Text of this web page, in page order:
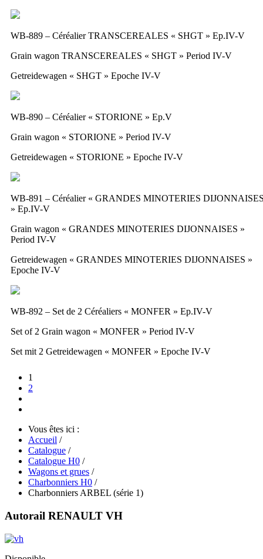
WB-889 – Céréalier TRANSCEREALES « SHGT » Ep.IV-V
Grain wagon TRANSCEREALES « SHGT » Period IV-V
Getreidewagen « SHGT » Epoche IV-V
WB-890 – Céréalier « STORIONE » Ep.V
Grain wagon « STORIONE » Period IV-V
Getreidewagen « STORIONE » Epoche IV-V
WB-891 – Céréalier « GRANDES MINOTERIES
» Ep.IV-V
Grain wagon « GRANDES MINOTERIES DIJONNAISES »
Period IV-V
Getreidewagen « GRANDES MINOTERIES DIJONNAISES »
Epoche IV-V
WB-892 – Set de 2 Céréaliers « MONFER » Ep.IV-V
Set of 2 Grain wagon « MONFER » Period IV-V
Set mit 2 Getreidewagen « MONFER » Epoche IV-V
1
2
Vous êtes ici :
Accueil /
Catalogue /
Catalogue H0 /
Wagons et grues /
Charbonniers H0 /
Charbonniers ARBEL (série 1)
Autorail RENAULT VH